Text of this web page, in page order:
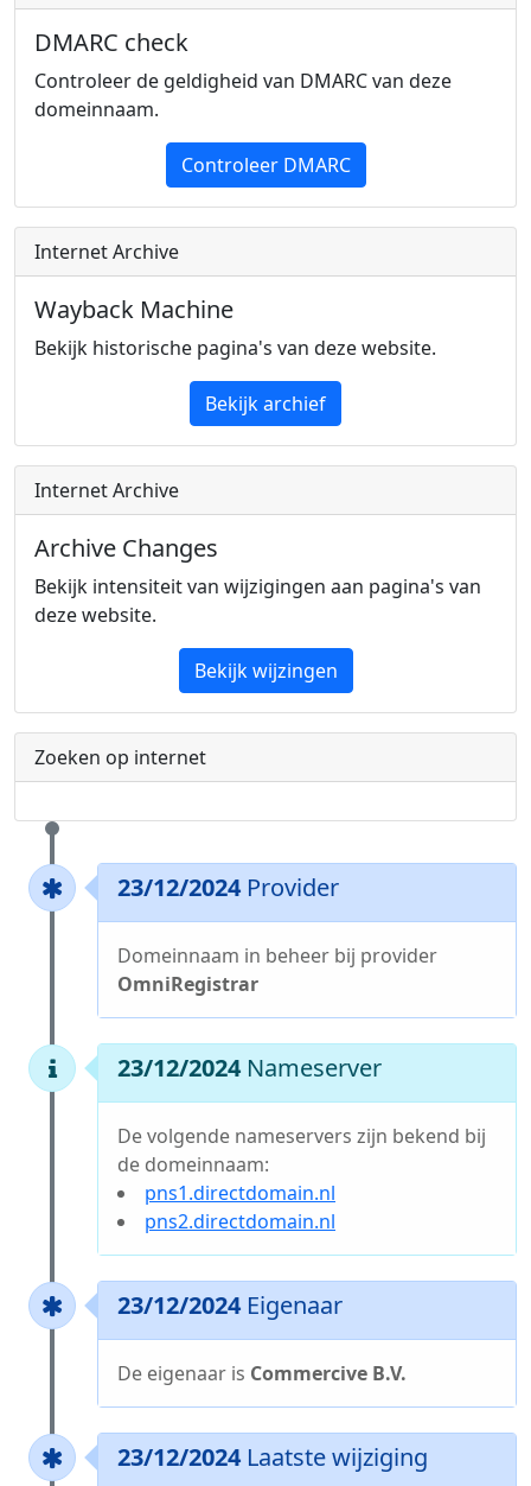
DMARC check
Controleer de geldigheid van DMARC van deze
domeinnaam.
Controleer DMARC
Internet Archive
Wayback Machine
Bekijk historische pagina's van deze website.
Bekijk archief
Internet Archive
Archive Changes
Bekijk intensiteit van wijzigingen aan pagina's van
deze website.
Bekijk wijzingen
Zoeken op internet
23/12/2024 Provider
Domeinnaam in beheer bij provider
OmniRegistrar
23/12/2024 Nameserver
De volgende nameservers zijn bekend bij
de domeinnaam:
pns1.directdomain.nl
pns2.directdomain.nl
23/12/2024 Eigenaar
De eigenaar is Commercive B.V.
23/12/2024 Laatste wijziging